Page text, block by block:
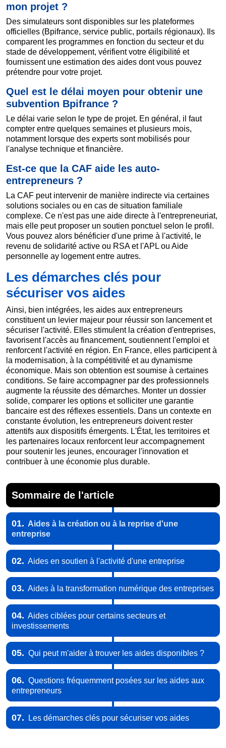
mon projet ?
Des simulateurs sont disponibles sur les plateformes
officielles (Bpifrance, service public, portails régionaux). Ils
comparent les programmes en fonction du secteur et du
stade de développement, vérifient votre éligibilité et
fournissent une estimation des aides dont vous pouvez
prétendre pour votre projet.
Quel est le délai moyen pour obtenir une
subvention Bpifrance ?
Le délai varie selon le type de projet. En général, il faut
compter entre quelques semaines et plusieurs mois,
notamment lorsque des experts sont mobilisés pour
l'analyse technique et financière.
Est-ce que la CAF aide les auto-
entrepreneurs ?
La CAF peut intervenir de manière indirecte via certaines
solutions sociales ou en cas de situation familiale
complexe. Ce n'est pas une aide directe à l'entrepreneuriat,
mais elle peut proposer un soutien ponctuel selon le profil.
Vous pouvez alors bénéficier d'une prime à l'activité, le
revenu de solidarité active ou RSA et l'APL ou Aide
personnelle ay logement entre autres.
Les démarches clés pour
sécuriser vos aides
Ainsi, bien intégrées, les aides aux entrepreneurs
constituent un levier majeur pour réussir son lancement et
sécuriser l'activité. Elles stimulent la création d'entreprises,
favorisent l'accès au financement, soutiennent l'emploi et
renforcent l'activité en région. En France, elles participent à
la modernisation, à la compétitivité et au dynamisme
économique. Mais son obtention est soumise à certaines
conditions. Se faire accompagner par des professionnels
augmente la réussite des démarches. Monter un dossier
solide, comparer les options et solliciter une garantie
bancaire est des réflexes essentiels. Dans un contexte en
constante évolution, les entrepreneurs doivent rester
attentifs aux dispositifs émergents. L'État, les territoires et
les partenaires locaux renforcent leur accompagnement
pour soutenir les jeunes, encourager l'innovation et
contribuer à une économie plus durable.
Sommaire de l'article
01. Aides à la création ou à la reprise d'une
entreprise
02. Aides en soutien à l'activité d'une entreprise
03. Aides à la transformation numérique des entreprises
04. Aides ciblées pour certains secteurs et
investissements
05. Qui peut m'aider à trouver les aides disponibles ?
06. Questions fréquemment posées sur les aides aux
entrepreneurs
07. Les démarches clés pour sécuriser vos aides